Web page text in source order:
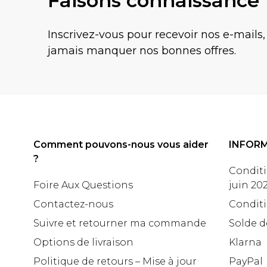
Inscrivez-vous pour recevoir nos e-
jamais manquer nos bonnes offres.
Comment pouvons-nous vous aider
?
Foire Aux Questions
Contactez-nous
Suivre et retourner ma commande
Options de livraison
Politique de retours – Mise à jour
juin
Solde
Klarna
PayPal